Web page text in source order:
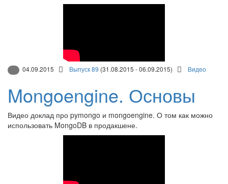
04.09.2015 Выпуск 89 (31.08.2015 - 06.09.2015) Видео
Mongoengine. Основы
Видео доклад про pymongo и mongoengine. О том как можно
использовать MongoDB в продакшене.